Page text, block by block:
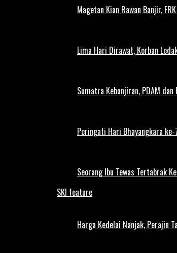
Magetan Kian Rawan Banjir,
Lima Hari Dirawat, Korban
Sumatra Kebanjiran, PDAM
Peringati Hari Bhayangkara
Seorang Ibu Tewas Tertabrak
SKI feature
Harga Kedelai Nanjak, Perajin